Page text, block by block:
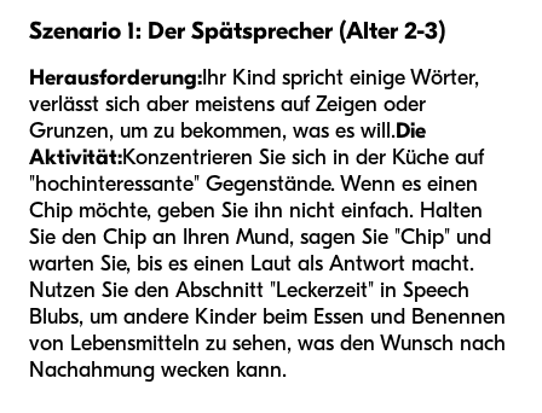
Szenario 1: Der Spätsprecher (Alter 2-3)
Herausforderung:Ihr Kind spricht einige Wörter,
verlässt sich aber meistens auf Zeigen oder
Grunzen, um zu bekommen, was es will.Die
Aktivität:Konzentrieren Sie sich in der Küche auf
"hochinteressante" Gegenstände. Wenn es einen
Chip möchte, geben Sie ihn nicht einfach. Halten
Sie den Chip an Ihren Mund, sagen Sie "Chip" und
warten Sie, bis es einen Laut als Antwort macht.
Nutzen Sie den Abschnitt "Leckerzeit" in Speech
Blubs, um andere Kinder beim Essen und Benennen
von Lebensmitteln zu sehen, was den Wunsch nach
Nachahmung wecken kann.